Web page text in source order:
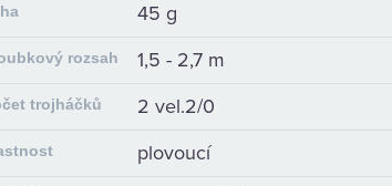
45 g
rozsah 1,5 - 2,7 m
trojháčků 2 vel.2/0
plovoucí